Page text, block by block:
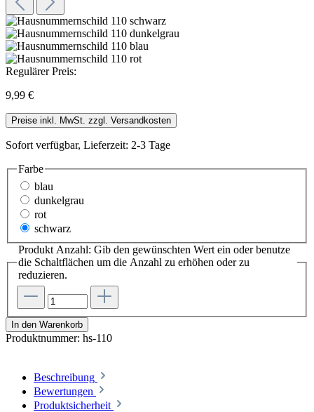
Regulärer Preis:
9,99 €
Preise inkl. MwSt. zzgl. Versandkosten
Sofort verfügbar, Lieferzeit: 2-3 Tage
Farbe
blau
dunkelgrau
rot
schwarz
Produkt Anzahl: Gib den gewünschten Wert ein oder benutze
die Schaltflächen um die Anzahl zu erhöhen oder zu
reduzieren.
In den Warenkorb
Produktnummer: hs-110
Beschreibung
Bewertungen
Produktsicherheit